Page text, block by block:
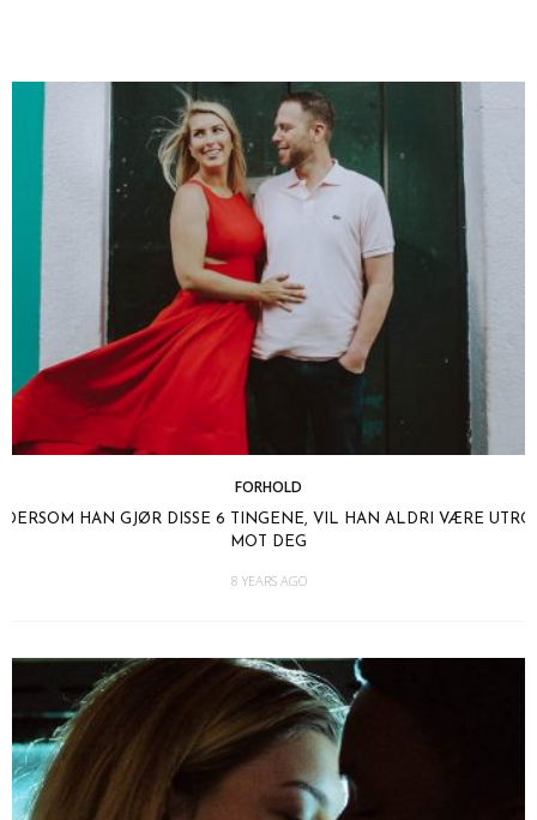
FORHOLD
DERSOM HAN GJØR DISSE 6 TINGENE, VIL HAN ALDRI VÆRE UTRO
MOT DEG
8 YEARS AGO